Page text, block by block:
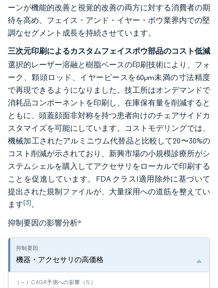
ーンが機能的改善と視覚的改善の両方に対する消費者の期
待を高め、フェイス・アンド・イヤー・ボウ業界内での堅
調なセグメント成長を持続させています。
三次元印刷によるカスタムフェイスボウ部品のコスト低減
選択的レーザー溶融と樹脂ベースの印刷技術により、フォ
ーク、顆頭ロッド、イヤーピースを60µm未満の寸法精度
で再現できるようになりました。技工所はオンデマンドで
消耗品コンポーネントを印刷し、在庫保有量を削減すると
ともに、頭蓋顔面非対称を持つ患者向けのチェアサイドカ
スタマイズを可能にしています。コストモデリングでは、
機械加工されたアルミニウム代替品と比較して20〜30%の
コスト削減が示されており、新興市場の小規模診療所がシ
ステムシェルを購入してアクセサリをローカルで印刷する
ことを促進しています。FDA クラスI適用除外に基づいて
提出された規制ファイルが、大量採用への道筋を整えてい
ます[3]。
抑制要因の影響分析*
機器・アクセサリの高価格